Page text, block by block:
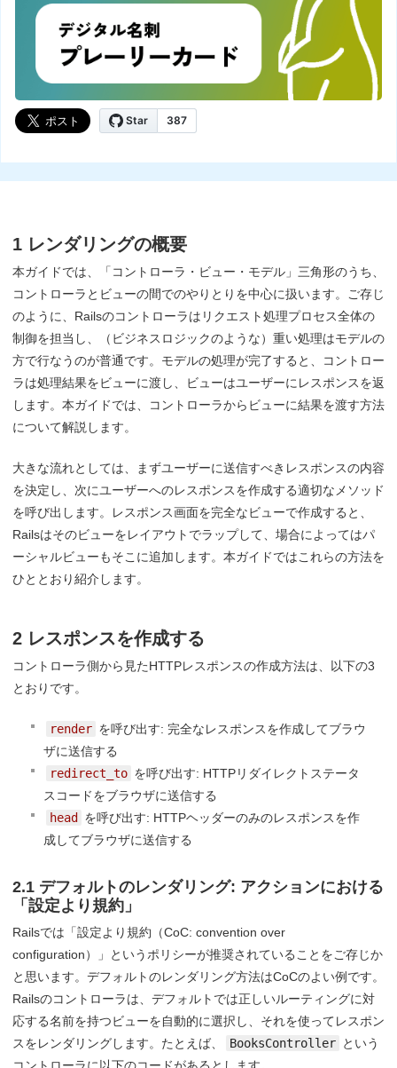
1 レンダリングの概要
本ガイドでは、「コントローラ・ビュー・モデル」三角形のうち、
コントローラとビューの間でのやりとりを中心に扱います。ご存じ
のように、Railsのコントローラはリクエスト処理プロセス全体の
制御を担当し、（ビジネスロジックのような）重い処理はモデルの
方で行なうのが普通です。モデルの処理が完了すると、コントロー
ラは処理結果をビューに渡し、ビューはユーザーにレスポンスを返
します。本ガイドでは、コントローラからビューに結果を渡す方法
について解説します。
大きな流れとしては、まずユーザーに送信すべきレスポンスの内容
を決定し、次にユーザーへのレスポンスを作成する適切なメソッド
を呼び出します。レスポンス画面を完全なビューで作成すると、
Railsはそのビューをレイアウトでラップして、場合によってはパ
ーシャルビューもそこに追加します。本ガイドではこれらの方法を
ひととおり紹介します。
2 レスポンスを作成する
コントローラ側から見たHTTPレスポンスの作成方法は、以下の3
とおりです。
render を呼び出す: 完全なレスポンスを作成してブラウ
ザに送信する
redirect_to を呼び出す: HTTPリダイレクトステータ
スコードをブラウザに送信する
head
を呼び出す: HTTPヘッダーのみのレスポンスを作
成してブラウザに送信する
2.1 デフォルトのレンダリング: アクションにおける
「設定より規約」
Railsでは「設定より規約（CoC: convention over
configuration）」というポリシーが推奨されていることをご存じか
と思います。デフォルトのレンダリング方法はCoCのよい例です。
Railsのコントローラは、デフォルトでは正しいルーティングに対
応する名前を持つビューを自動的に選択し、それを使ってレスポン
スをレンダリングします。たとえば、
BooksController という